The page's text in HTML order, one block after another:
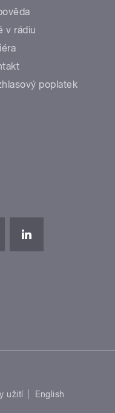
v rádiu
poplatek
užití
English